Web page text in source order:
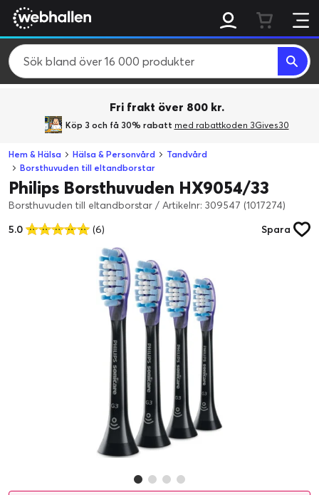
Fri frakt över 800 kr.
Köp 3 och få 30% rabatt med rabattkoden 3Gives30
Hem & Hälsa Hälsa & Personvård
Tandvård
Borsthuvuden till eltandborstar
Philips Borsthuvuden HX9054/33
Borsthuvuden till eltandborstar / Artikelnr: 309547 (1017274)
5.0
(6) Spara